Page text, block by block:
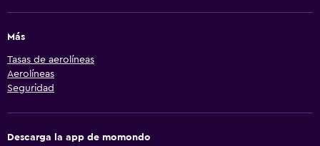
Más
Tasas de aerolíneas
Aerolíneas
Seguridad
Descarga la app de momondo